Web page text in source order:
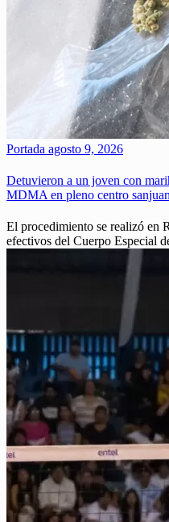
Portada agosto 9, 2026
Detuvieron a un joven con
MDMA en pleno centro
El procedimiento se realizó en
efectivos del Cuerpo Especial